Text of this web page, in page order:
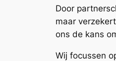
Door
maar
ons de kans
Wij focussen